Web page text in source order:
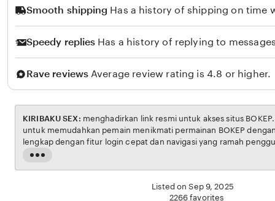
Smooth shipping Has a history of shipping on time
Speedy replies Has a history of replying to
Rave reviews Average review rating is 4.8 or higher.
Read
the
KIRIBAKU SEX:
untuk memudahkan pemain menikmati permainan BOKEP dengan aman dan transparan,
lengkap dengan fitur login cepat dan navigasi yang ramah pengguna. Setiap transaksi
dijamin aman, sementara update hasil dan informasi permainan selalu tersedia secara real-
Listed on Sep 9, 2025
2266 favorites